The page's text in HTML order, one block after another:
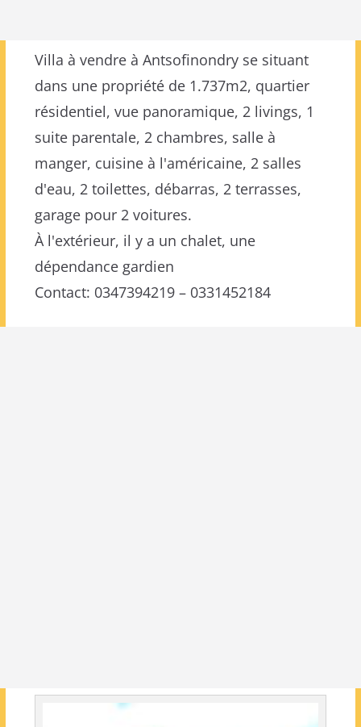
Villa à vendre à Antsofinondry se situant
dans une propriété de 1.737m2, quartier
résidentiel, vue panoramique, 2 livings, 1
suite parentale, 2 chambres, salle à
manger, cuisine à l'américaine, 2 salles
d'eau, 2 toilettes, débarras, 2 terrasses,
garage pour 2 voitures.
À l'extérieur, il y a un chalet, une
dépendance gardien
Contact: 0347394219 – 0331452184